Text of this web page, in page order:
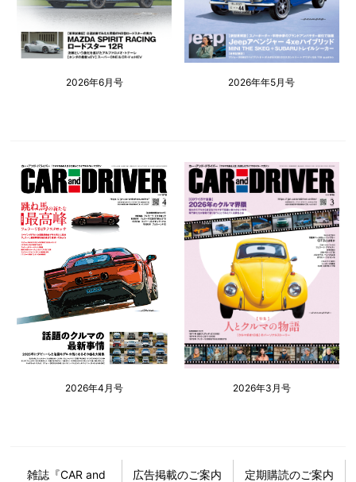
2026年6月号 2026年年5月号
2026年4月号 2026年3月号
雑誌『CAR and
広告掲載のご案内
定期購読のご案内